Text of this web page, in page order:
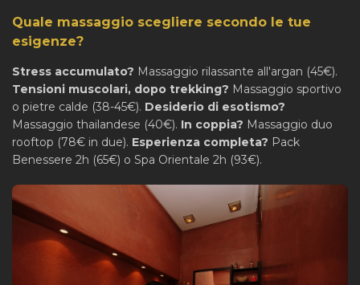
Quale massaggio scegliere secondo le tue
esigenze?
Stress accumulato? Massaggio rilassante all'argan (45€).
Tensioni muscolari, dopo trekking? Massaggio sportivo
o pietre calde (38-45€). Desiderio di esotismo?
Massaggio thailandese (40€). In coppia? Massaggio duo
rooftop (78€ in due). Esperienza completa? Pack
Benessere 2h (65€) o Spa Orientale 2h (93€).